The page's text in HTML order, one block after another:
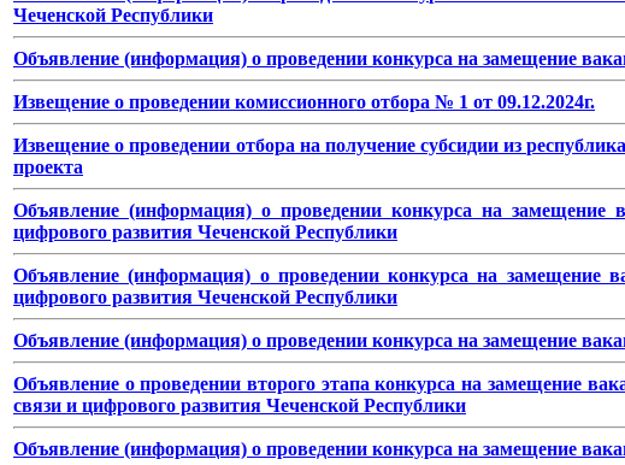
Чеченской Республики
Объявление (информация) о проведении конкурса на замещение
Извещение о проведении комиссионного отбора № 1 от 09.12.2024г.
Извещение о проведении отбора на получение субсидии из
проекта
Объявление (информация) о проведении конкурса на замещение
цифрового развития Чеченской Республики
Объявление (информация) о проведении конкурса на замещение
цифрового развития Чеченской Республики
Объявление (информация) о проведении конкурса на замещение
Объявление о проведении второго этапа конкурса на замещение
связи и цифрового развития Чеченской Республики
Объявление (информация) о проведении конкурса на замещение